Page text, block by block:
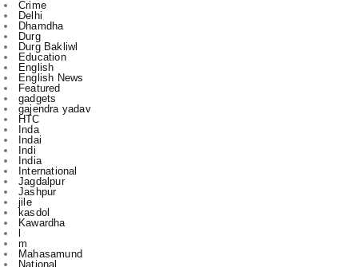
Education
English
English News
Featured
gadgets
gajendra yadav
HTC
Inda
Indai
Indi
India
International
Jagdalpur
Jashpur
jile
kasdol
Kawardha
l
m
Mahasamund
National
Nigam
odisha
other
Police